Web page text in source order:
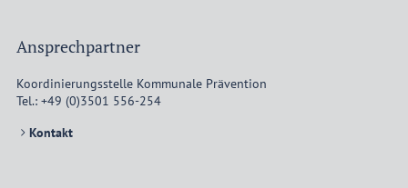
Ansprechpartner
Koordinierungsstelle Kommunale Prävention
Tel.: +49 (0)3501 556-254
Kontakt